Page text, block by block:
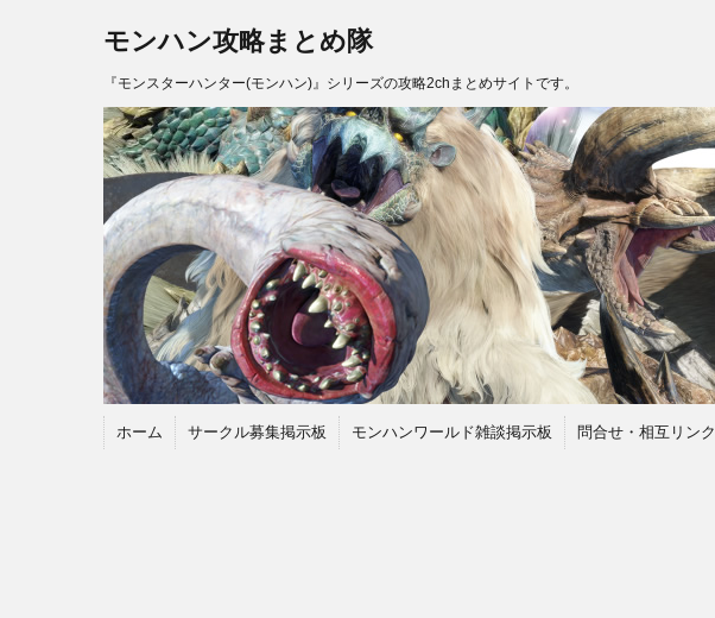
モンハン攻略まとめ隊
『モンスターハンター(モンハン)』シリーズの攻略2chまとめサイトです。
ホーム サークル募集掲示板 モンハンワールド雑談掲示板 問合せ・相互リンク